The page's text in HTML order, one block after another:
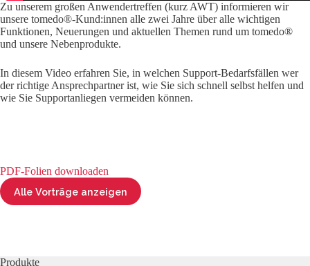
Zu unserem großen Anwendertreffen (kurz AWT) informieren wir
unsere tomedo®-Kund:innen alle zwei Jahre über alle wichtigen
Funktionen, Neuerungen und aktuellen Themen rund um tomedo®
und unsere Nebenprodukte.
In diesem Video erfahren Sie, in welchen Support-Bedarfsfällen wer
der richtige Ansprechpartner ist, wie Sie sich schnell selbst helfen und
wie Sie Supportanliegen vermeiden können.
PDF-Folien downloaden
Alle Vorträge anzeigen
Produkte